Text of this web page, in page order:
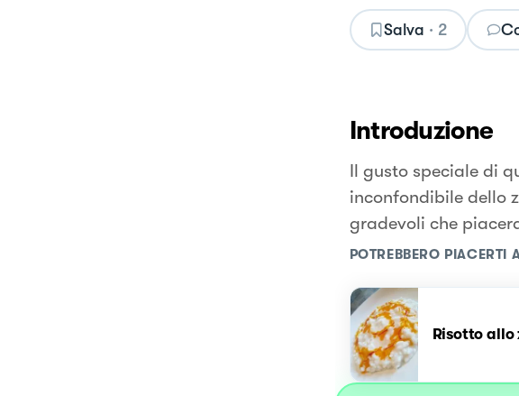
Salva · 2
Introduzione
Il gusto speciale di
inconfondibile dello
gradevoli che
POTREBBERO PIACERTI
Risotto allo